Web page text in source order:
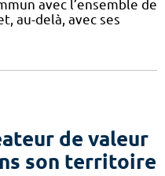
avec l’ensemble de
au-delà, avec ses
de valeur
son territoire